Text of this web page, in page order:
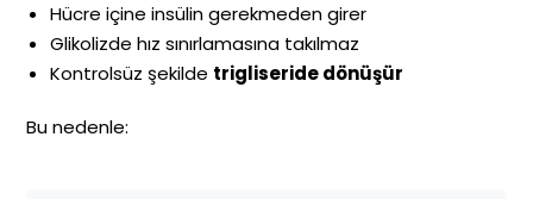
Hücre içine insülin gerekmeden girer
Glikolizde hız sınırlamasına takılmaz
Kontrolsüz şekilde trigliseride dönüşür
Bu nedenle: